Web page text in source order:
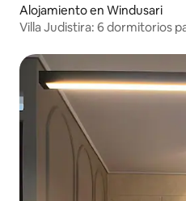
Alojamiento en Windusari
Villa Judistira: 6 dormitorios